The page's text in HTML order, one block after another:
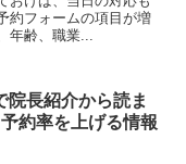
約フォームの項目が増
年齢、職業...
院長紹介から読ま
約率を上げる情報